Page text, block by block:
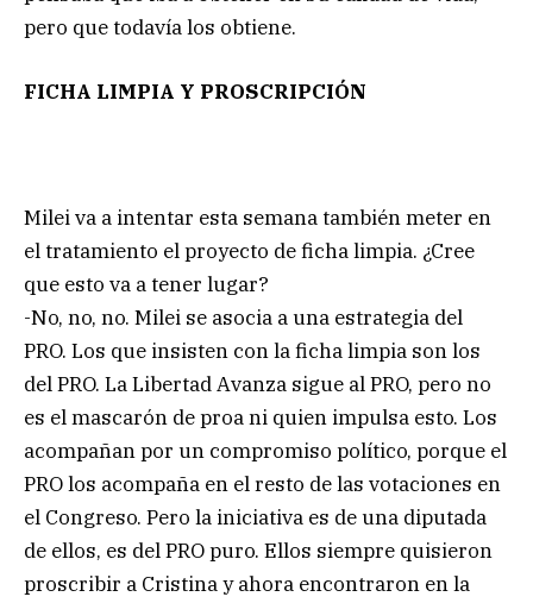
pero que todavía los obtiene.
FICHA LIMPIA Y PROSCRIPCIÓN
Milei va a intentar esta semana también meter en
el tratamiento el proyecto de ficha limpia. ¿Cree
que esto va a tener lugar?
-No, no, no. Milei se asocia a una estrategia del
PRO. Los que insisten con la ficha limpia son los
del PRO. La Libertad Avanza sigue al PRO, pero no
es el mascarón de proa ni quien impulsa esto. Los
acompañan por un compromiso político, porque el
PRO los acompaña en el resto de las votaciones en
el Congreso. Pero la iniciativa es de una diputada
de ellos, es del PRO puro. Ellos siempre quisieron
proscribir a Cristina y ahora encontraron en la